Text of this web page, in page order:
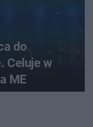
do
Celuje w
ME